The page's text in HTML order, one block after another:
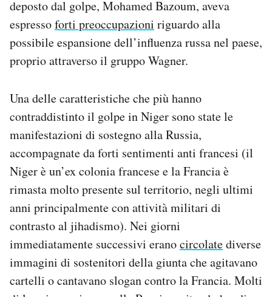
deposto dal golpe, Mohamed Bazoum, aveva
espressoforti preoccupazioni riguardo alla
possibile espansione dell’influenza russa nel paese,
proprio attraverso il gruppo Wagner.
Una delle caratteristiche che più hanno
contraddistinto il golpe in Niger sono state le
manifestazioni di sostegno alla Russia,
accompagnate da forti sentimenti anti francesi (il
Niger è un’ex colonia francese e la Francia è
rimasta molto presente sul territorio, negli ultimi
anni principalmente con attività militari di
contrasto al jihadismo). Nei giorni
immediatamente successivi eranocircolatediverse
immagini di sostenitori della giunta che agitavano
cartelli o cantavano slogan contro la Francia. Molti